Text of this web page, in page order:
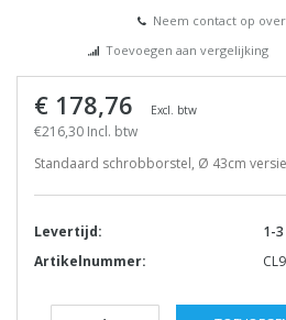
Neem contact op
Toevoegen aan vergelijking
€ 178,76 Excl. btw
€216,30 Incl. btw
Standaard schrobborstel, Ø 43cm versie
Levertijd:
1-3
Artikelnummer: